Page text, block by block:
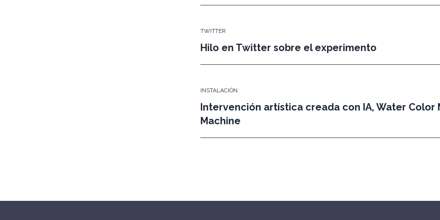
TWITTER
Hilo en Twitter sobre el experimento
INSTALACIÓN
Intervención artística creada con IA, Water Color
Machine